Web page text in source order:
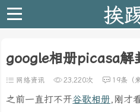
挨
google相册picasa解
网络资讯 23,220次 19条（
之前一直打不开谷歌相册,刚才